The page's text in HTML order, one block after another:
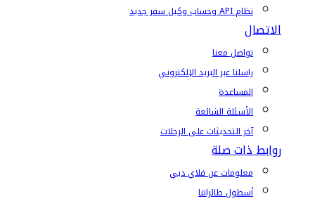
نظام API وحساب وكيل سفر جديد
الاتصال
تواصل معنا
راسلنا عبر البريد الإلكتروني
المساعدة
الأسئلة الشائعة
آخر التحديثات على الرحلات
روابط ذات صلة
معلومات عن فلاي دبي
أسطول طائراتنا